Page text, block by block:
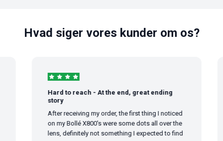
Hvad siger vores kunder om os?
Hard to reach - At the end, great ending
story
After receiving my order, the first thing I noticed
on my Bollé X800's were some dots all over the
lens, definitely not something I expected to find